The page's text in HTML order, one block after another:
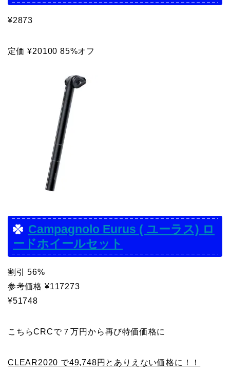
¥2873
定価 ¥20100 85%オフ
Campagnolo Eurus ( ユーラス) ロ
ードホイールセット
割引 56%
参考価格 ¥117273
¥51748
こちらCRCで７万円から再び特価価格に
CLEAR2020 で49,748円とありえない価格に！！